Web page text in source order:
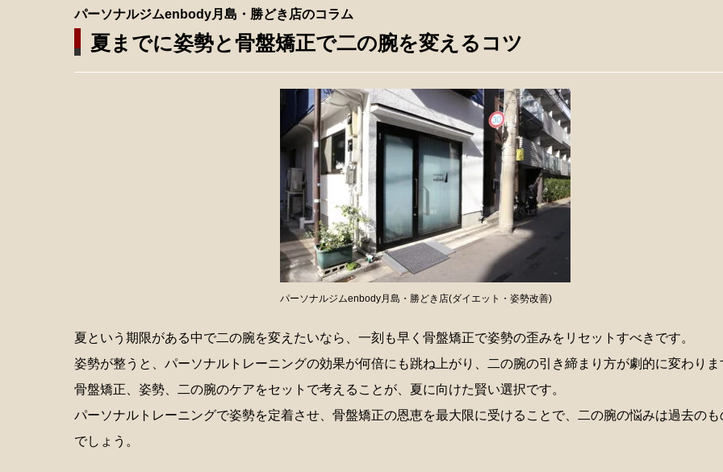
パーソナルジムenbody月島・勝どき店のコラム
夏までに姿勢と骨盤矯正で二の腕を変えるコツ
パーソナルジムenbody月島・勝どき店(ダイエット・姿勢改善)
夏という期限がある中で二の腕を変えたいなら、一刻も早く骨盤矯正で姿勢の歪みをリセットすべきです。
姿勢が整うと、パーソナルトレーニングの効果が何倍にも跳ね上がり、二の腕の引き締まり方が劇的に変わりま
骨盤矯正、姿勢、二の腕のケアをセットで考えることが、夏に向けた賢い選択です。
パーソナルトレーニングで姿勢を定着させ、骨盤矯正の恩恵を最大限に受けることで、二の腕の悩みは過去のも
でしょう。